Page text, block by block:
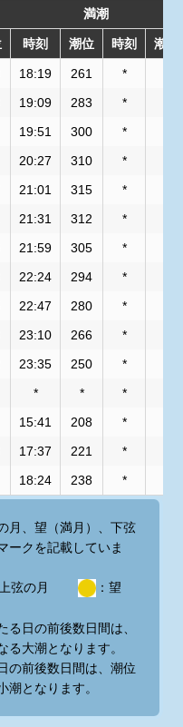
満潮
時刻 潮位 時刻 潮位
18:19 261 *
19:09 283 *
19:51 300 *
20:27 310 *
21:01 315 *
21:31 312 *
21:59 305 *
22:24 294 *
22:47 280 *
23:10 266 *
23:35 250 *
* * *
15:41 208 *
17:37 221 *
18:24 238 *
月、望（満月）、下弦
ークを記載していま
上弦の月
：望
る日の前後数日間は、
る大潮となります。
の前後数日間は、潮位
潮となります。